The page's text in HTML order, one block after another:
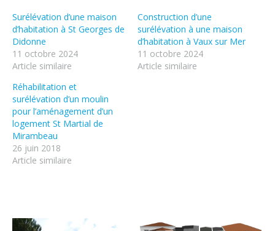
Surélévation d’une maison
d’habitation à St Georges de
Didonne
11 octobre 2024
Article similaire
Construction d’une
surélévation à une maison
d’habitation à Vaux sur Mer
11 octobre 2024
Article similaire
Réhabilitation et
surélévation d’un moulin
pour l’aménagement d’un
logement St Martial de
Mirambeau
26 juin 2018
Article similaire